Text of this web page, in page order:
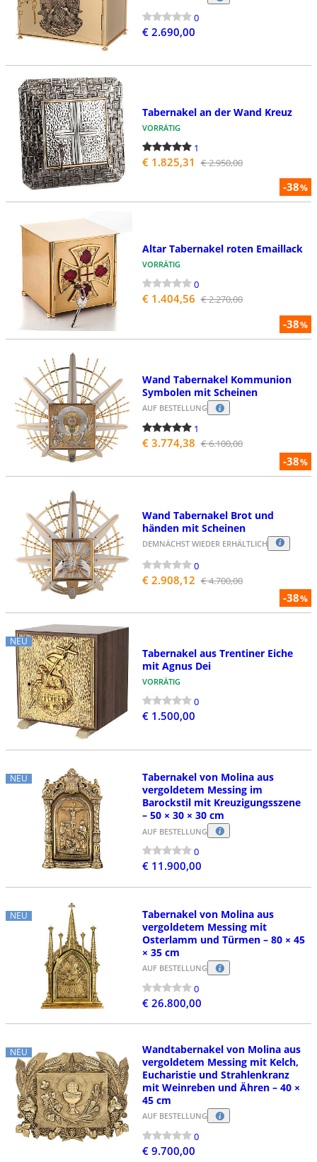
0
€ 2.690,00
-38%
Tabernakel an der Wand Kreuz
VORRÄTIG
1
€ 1.825,31 € 2.950,00
-38%
Altar Tabernakel roten Emaillack
VORRÄTIG
0
€ 1.404,56 € 2.270,00
-38%
Wand Tabernakel Kommunion
Symbolen mit Scheinen
AUF BESTELLUNG
1
€ 3.774,38 € 6.100,00
-38%
Wand Tabernakel Brot und
händen mit Scheinen
DEMNÄCHST WIEDER ERHÄLTLICH
0
€ 2.908,12 € 4.700,00
NEU
Tabernakel aus Trentiner Eiche
mit Agnus Dei
VORRÄTIG
0
€ 1.500,00
NEU
Tabernakel von Molina aus
vergoldetem Messing im
Barockstil mit Kreuzigungsszene
– 50 × 30 × 30 cm
AUF BESTELLUNG
0
€ 11.900,00
NEU
Tabernakel von Molina aus
vergoldetem Messing mit
Osterlamm und Türmen – 80 × 45
× 35 cm
AUF BESTELLUNG
0
€ 26.800,00
NEU
Wandtabernakel von Molina aus
vergoldetem Messing mit Kelch,
Eucharistie und Strahlenkranz
mit Weinreben und Ähren – 40 ×
45 cm
AUF BESTELLUNG
0
€ 9.700,00